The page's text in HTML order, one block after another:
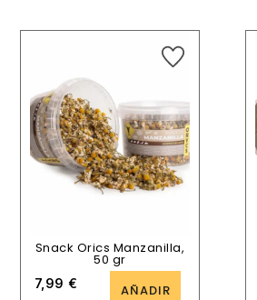
Snack Orics Manzanilla,
50 gr
7,99 € AÑADIR